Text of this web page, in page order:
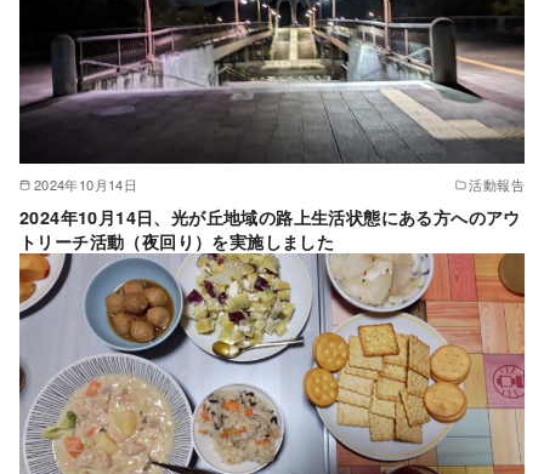
2024年10月14日 活動報告
2024年10月14日、光が丘地域の路上生活状態にある方へのアウ
トリーチ活動（夜回り）を実施しました